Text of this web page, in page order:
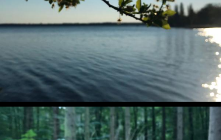
Frühlingssonne am großen Müggelsee
Frühling, Pflanzen, Sonne